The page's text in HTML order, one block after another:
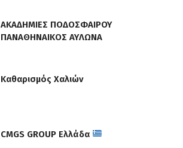
ΑΚΑΔΗΜΙΕΣ ΠΟΔΟΣΦΑΙΡΟΥ
ΠΑΝΑΘΗΝΑΙΚΟΣ ΑΥΛΩΝΑ
Καθαρισμός Χαλιών
CMGS GROUP Ελλάδα